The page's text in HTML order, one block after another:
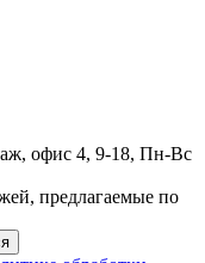
офис 4, 9-18, Пн-Вс
предлагаемые по